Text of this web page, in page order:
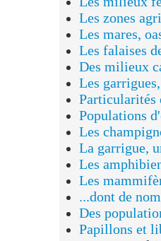
Populations
Les champignons
La garrigue, un
Les amphibiens,
Les mammifères
...dont de
Des populations
Papillons et
...et une multitudes
Les évolutions
Le paysage du Pic
Cervidés et
...et les espèces de
Le rôle des
Le taillis de chêne
Le thym : de
Les mésanges des
La conservation du